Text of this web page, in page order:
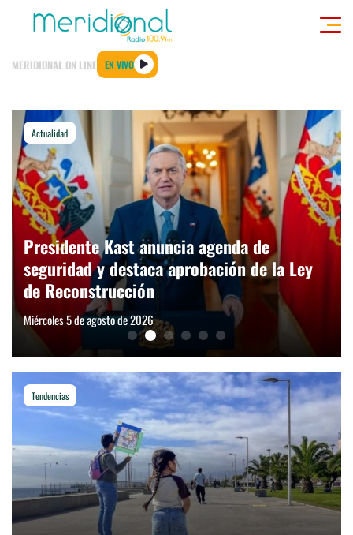
Click acá para ir directamente al contenido
MERIDIONAL ON LINE EN VIVO
ACTUALIDADTENDENCIASDEPORTESINTERNACIONAL
modo claro
Actualidad
Presidente Kast anuncia agenda de
seguridad y destaca aprobación de la Ley
de Reconstrucción
Miércoles 5 de agosto de 2026
Tendencias